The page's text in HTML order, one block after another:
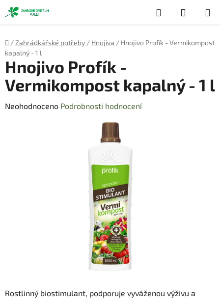
Přejít
na
obsah
Hledat
KOŠÍK
Domů
/ Zahrádkářské potřeby / Hnojiva / Hnojivo Profík - Vermikompost
kapalný - 1 l
Rostlinný biostimulant, podporuje vyváženou výživu a
Hnojivo Profík -
Vermikompost kapalný - 1 l
Průměrné
Neohodnoceno Podrobnosti hodnocení